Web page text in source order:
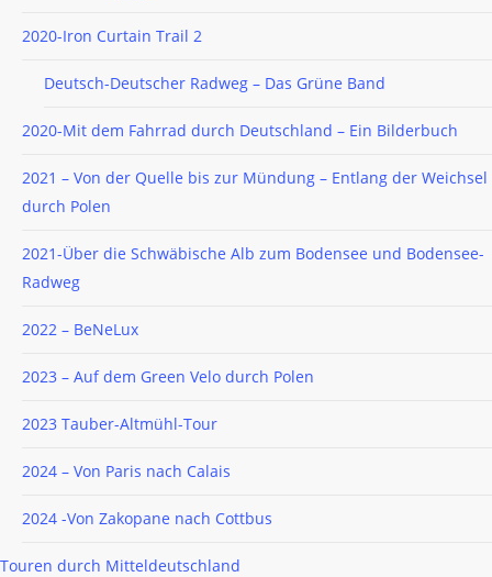
2020-Iron Curtain Trail 2
Deutsch-Deutscher Radweg – Das Grüne Band
2020-Mit dem Fahrrad durch Deutschland – Ein Bilderbuch
2021 – Von der Quelle bis zur Mündung – Entlang der Weichsel
durch Polen
2021-Über die Schwäbische Alb zum Bodensee und Bodensee-
Radweg
2022 – BeNeLux
2023 – Auf dem Green Velo durch Polen
2023 Tauber-Altmühl-Tour
2024 – Von Paris nach Calais
2024 -Von Zakopane nach Cottbus
Touren durch Mitteldeutschland